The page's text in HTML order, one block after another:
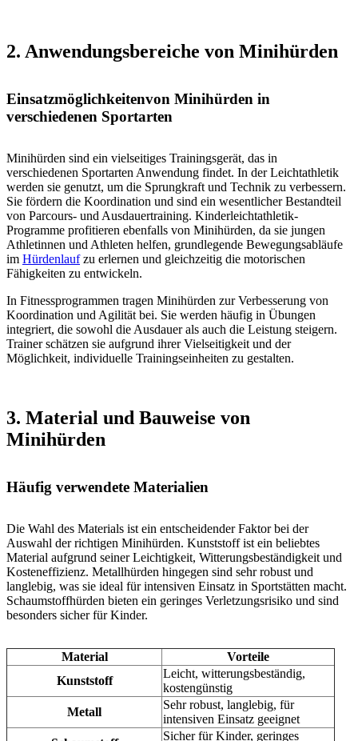
2. Anwendungsbereiche von Minihürden
Einsatzmöglichkeitenvon Minihürden in
verschiedenen Sportarten
Minihürden sind ein vielseitiges Trainingsgerät, das in
verschiedenen Sportarten Anwendung findet. In der Leichtathletik
werden sie genutzt, um die Sprungkraft und Technik zu verbessern.
Sie fördern die Koordination und sind ein wesentlicher Bestandteil
von Parcours- und Ausdauertraining. Kinderleichtathletik-
Programme profitieren ebenfalls von Minihürden, da sie jungen
Athletinnen und Athleten helfen, grundlegende Bewegungsabläufe
im Hürdenlaufzu erlernen und gleichzeitig die motorischen
Fähigkeiten zu entwickeln.
In Fitnessprogrammen tragen Minihürden zur Verbesserung von
Koordination und Agilität bei. Sie werden häufig in Übungen
integriert, die sowohl die Ausdauer als auch die Leistung steigern.
Trainer schätzen sie aufgrund ihrer Vielseitigkeit und der
Möglichkeit, individuelle Trainingseinheiten zu gestalten.
3. Material und Bauweise von
Minihürden
Häufig verwendete Materialien
Die Wahl des Materials ist ein entscheidender Faktor bei der
Auswahl der richtigen Minihürden. Kunststoff ist ein beliebtes
Material aufgrund seiner Leichtigkeit, Witterungsbeständigkeit und
Kosteneffizienz. Metallhürden hingegen sind sehr robust und
langlebig, was sie ideal für intensiven Einsatz in Sportstätten macht.
Schaumstoffhürden bieten ein geringes Verletzungsrisiko und sind
besonders sicher für Kinder.
Material
Vorteile
Kunststoff
Leicht, witterungsbeständig,
kostengünstig
Metall
Sehr robust, langlebig, für
intensiven Einsatz geeignet
Sicher für Kinder, geringes